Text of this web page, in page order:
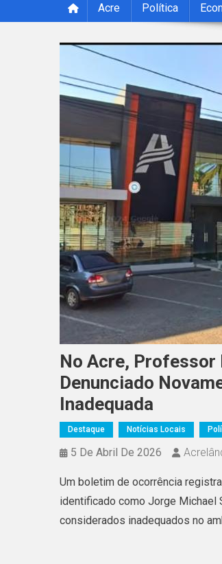
Acre Política
No Acre, Professor
Denunciado
Inadequada
Destaque Notícias Locais
5 De Abril De 2026
Um boletim de ocorrência
identificado como Jorge Michael
considerados inadequados no